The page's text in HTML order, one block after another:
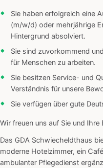
Sie haben erfolgreich eine
(m/w/d) oder mehrjährige
Hintergrund absolviert.
Sie sind zuvorkommend
für Menschen zu arbeiten.
Sie besitzen Service- und
Verständnis für unsere
Sie verfügen über gute
Wir freuen uns auf Sie und Ihre
Das GDA Schwiecheldthaus
moderne Hotelzimmer, ein
ambulanter Pflegedienst